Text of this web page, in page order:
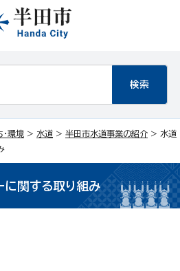
・環境 > 水道 > 半田市水道事業の紹介 > 水道
に関する取り組み